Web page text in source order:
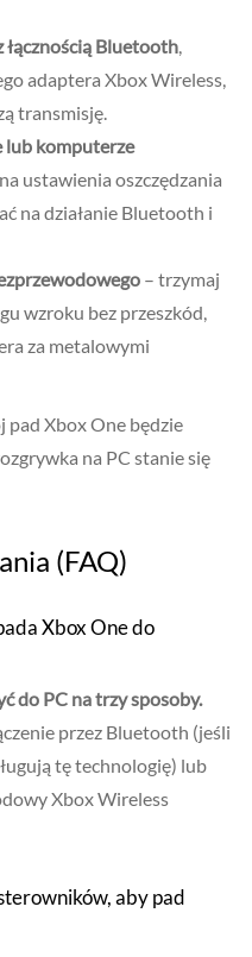
Bluetooth,
adaptera Xbox Wireless,
transmisję.
lub komputerze
ustawienia oszczędzania
na działanie Bluetooth i
– trzymaj
wzroku bez przeszkód,
za metalowymi
Xbox One będzie
na PC stanie się
(FAQ)
Xbox One do
do PC na trzy sposoby.
przez Bluetooth (jeśli
tę technologię) lub
Xbox Wireless
aby pad